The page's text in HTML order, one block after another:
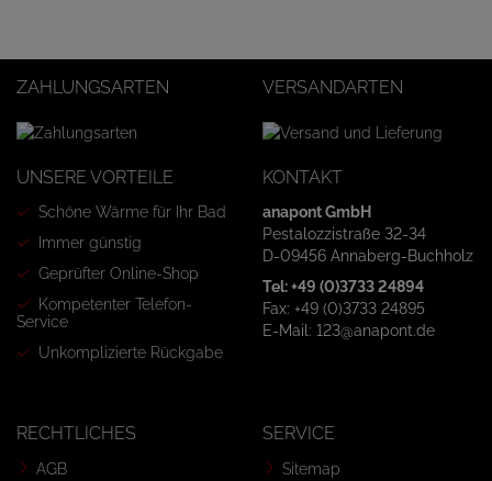
ZAHLUNGSARTEN VERSANDARTEN
UNSERE VORTEILE
Schöne Wärme für Ihr Bad
Immer günstig
Geprüfter Online-Shop
Kompetenter Telefon-
Service
Unkomplizierte Rückgabe
KONTAKT
anapont GmbH
Pestalozzistraße 32-34
D-09456 Annaberg-Buchholz
Tel: +49 (0)3733 24894
Fax: +49 (0)3733 24895
E-Mail: 123@anapont.de
RECHTLICHES
AGB
SERVICE
Sitemap